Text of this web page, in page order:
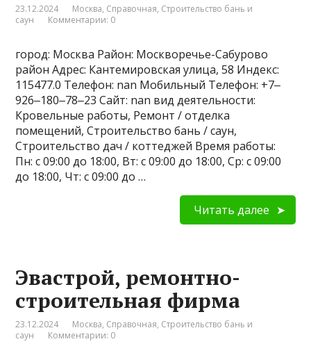
23.12.2024 Москва, Справочная, Строительство бань и
саун
Комментарии: 0
город: Москва Район: Москворечье-Сабурово
район Адрес: Кантемировская улица, 58 Индекс:
115477.0 Телефон: nan Мобильный Телефон: +7‒
926‒180‒78‒23 Сайт: nan вид деятельности:
Кровельные работы, Ремонт / отделка
помещений, Строительство бань / саун,
Строительство дач / коттеджей Время работы:
Пн: с 09:00 до 18:00, Вт: с 09:00 до 18:00, Ср: с 09:00
до 18:00, Чт: с 09:00 до …
Читать далее
Эвастрой, ремонтно-
строительная фирма
23.12.2024 Москва, Справочная, Строительство бань и
саун
Комментарии: 0